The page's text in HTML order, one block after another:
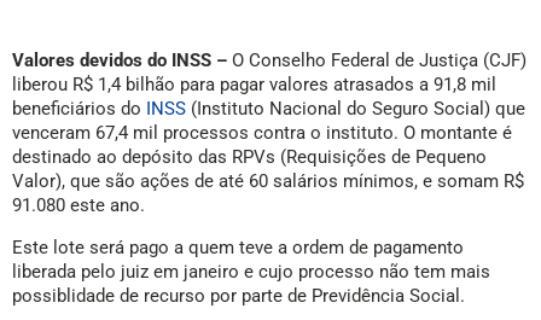
Valores devidos do INSS – O Conselho Federal de Justiça (CJF)
liberou R$ 1,4 bilhão para pagar valores atrasados a 91,8 mil
beneficiários do
INSS (Instituto Nacional do Seguro Social) que
venceram 67,4 mil processos contra o instituto. O montante é
destinado ao depósito das RPVs (Requisições de Pequeno
Valor), que são ações de até 60 salários mínimos, e somam R$
91.080 este ano.
Este lote será pago a quem teve a ordem de pagamento
liberada pelo juiz em janeiro e cujo processo não tem mais
possiblidade de recurso por parte de Previdência Social.